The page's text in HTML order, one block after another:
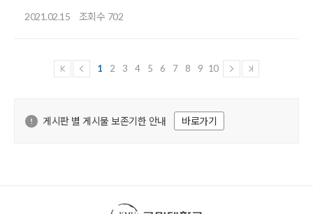
2021.02.15 조회수 702
1 2 3 4 5 6 7 8 9 10
게시판 별 게시물 보존기한 안내 바로가기
국민대학교